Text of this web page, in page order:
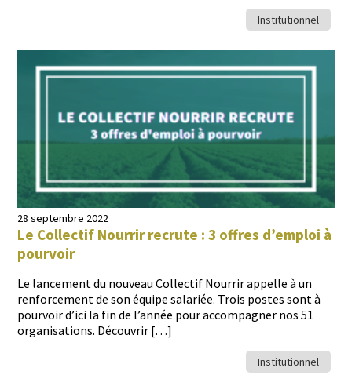
Institutionnel
28 septembre 2022
Le Collectif Nourrir recrute : 3 offres d’emploi à
pourvoir
Le lance­ment du nou­veau Col­lec­tif Nour­rir appelle à un
ren­force­ment de son équipe salariée. Trois postes sont à
pour­voir d’i­ci la fin de l’an­née pour accom­pa­g­n­er nos 51
organ­i­sa­tions. Découvrir […]
Institutionnel